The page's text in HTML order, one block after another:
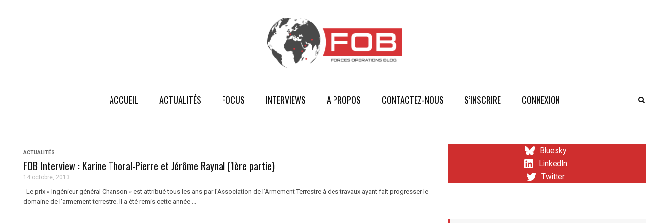
ACCUEIL ACTUALITÉS FOCUS INTERVIEWS A PROPOS CONTACTEZ-NOUS S’INSCRIRE CONNEXION
ACTUALITÉS
FOB Interview : Karine Thoral-Pierre et Jérôme Raynal (1ère partie)
14 octobre, 2013
Le prix « Ingénieur général Chanson » est attribué tous les ans par l’Association de l’Armement Terrestre à des travaux ayant fait progresser le
domaine de l'armement terrestre. Il a été remis cette année ...
Bluesky
LinkedIn
Twitter